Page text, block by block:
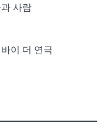
사람
이 더 연극